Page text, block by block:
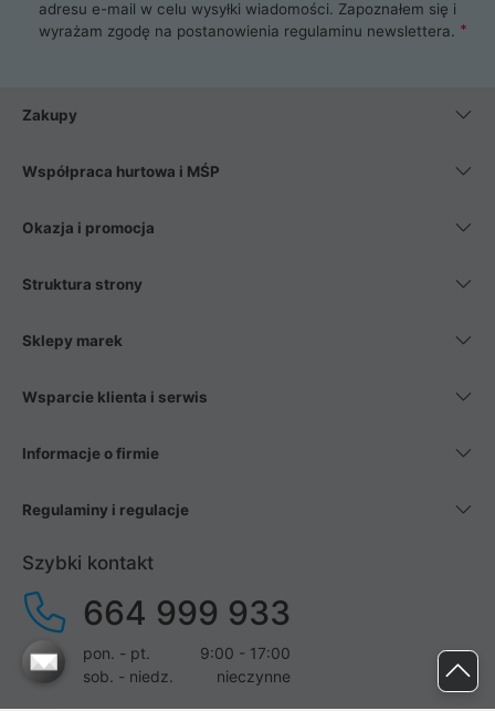
adresu e-mail w celu wysyłki wiadomości. Zapoznałem się i
wyrażam zgodę na postanowienia regulaminu newslettera.
Zakupy
Współpraca hurtowa i MŚP
Okazja i promocja
Struktura strony
Sklepy marek
Wsparcie klienta i serwis
Informacje o firmie
Regulaminy i regulacje
Szybki kontakt
664 999 933
pon. - pt.
9:00 - 17:00
sob. - niedz.
nieczynne